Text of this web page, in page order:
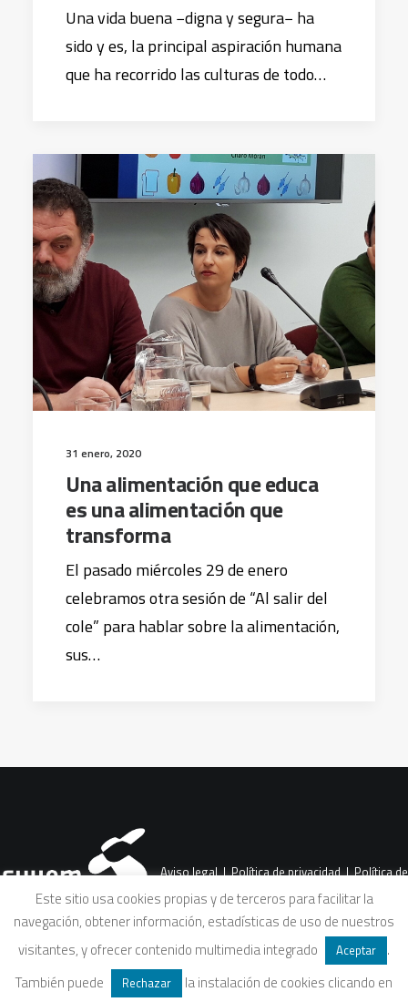
Una vida buena −digna y segura− ha
sido y es, la principal aspiración humana
que ha recorrido las culturas de todo…
31 enero, 2020
Una alimentación que educa
es una alimentación que
transforma
El pasado miércoles 29 de enero
celebramos otra sesión de “Al salir del
cole” para hablar sobre la alimentación,
sus…
Aviso legal|Política de privacidad|Política de
Este sitio usa cookies propias y de terceros para facilitar la
navegación, obtener información, estadísticas de uso de nuestros
visitantes, y ofrecer contenido multimedia integrado
Aceptar
.
También puede
Rechazar
la instalación de cookies clicando en